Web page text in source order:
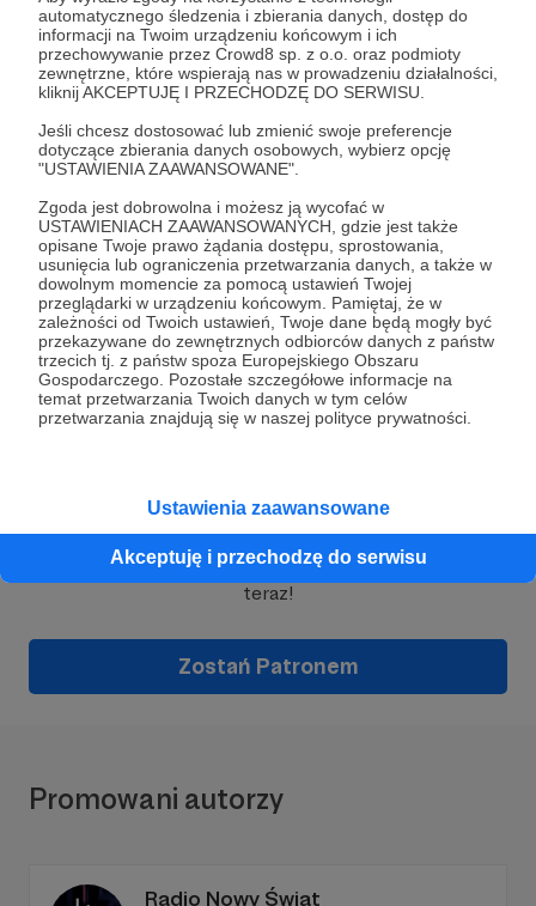
automatycznego śledzenia i zbierania danych, dostęp do
informacji na Twoim urządzeniu końcowym i ich
przechowywanie przez Crowd8 sp. z o.o. oraz podmioty
zewnętrzne, które wspierają nas w prowadzeniu działalności,
kliknij AKCEPTUJĘ I PRZECHODZĘ DO SERWISU.
Jeśli chcesz dostosować lub zmienić swoje preferencje
dotyczące zbierania danych osobowych, wybierz opcję
"USTAWIENIA ZAAWANSOWANE".
Zgoda jest dobrowolna i możesz ją wycofać w
USTAWIENIACH ZAAWANSOWANYCH, gdzie jest także
opisane Twoje prawo żądania dostępu, sprostowania,
usunięcia lub ograniczenia przetwarzania danych, a także w
dowolnym momencie za pomocą ustawień Twojej
przeglądarki w urządzeniu końcowym. Pamiętaj, że w
zależności od Twoich ustawień, Twoje dane będą mogły być
przekazywane do zewnętrznych odbiorców danych z państw
trzecich tj. z państw spoza Europejskiego Obszaru
Gospodarczego. Pozostałe szczegółowe informacje na
temat przetwarzania Twoich danych w tym celów
przetwarzania znajdują się w naszej polityce prywatności.
Ustawienia zaawansowane
Akceptuję i przechodzę do serwisu
03.11.2022 Brak komentarzy
Paulina czyli polsko-czeskie historie cz. I
Dlaczego Polacy lubią Czechów bez wzajemności? Jacy
są naprawdę nasi południowi sąsiedzi. Jak żyją? Co lubią?
Co powinniśmy zobaczyć podczas pobytu w Pradze i
gdzie warto zajrzeć zbaczając z utartych szlaków. Czy
"szmaticzka na paticzku" to parasolka? Co oznacza
"czeski błąd"? Te i wiele innych tematów pojawia się w
mojej rozmowie z Pauliną, która od 12 lat mieszka w
Pradze. Posłuchajcie naszej rozmowy.
Dołącz do grona Patronów!
Wesprzyj działalność Autoraludzie są ciekawi
teraz!
Zostań Patronem
Promowani autorzy
Radio Nowy Świat